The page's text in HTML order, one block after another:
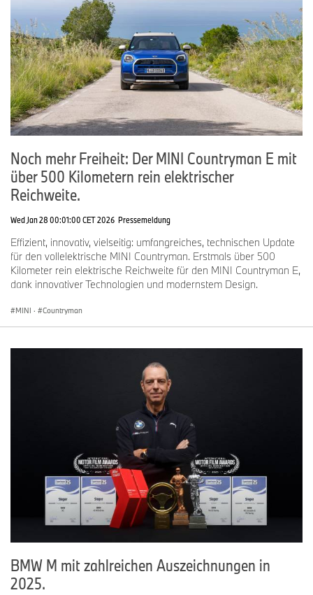
Noch mehr Freiheit: Der MINI Countryman E mit
über 500 Kilometern rein elektrischer
Reichweite.
Wed Jan 28 00:01:00 CET 2026 Pressemeldung
Effizient, innovativ, vielseitig: umfangreiches, technischen Update
für den vollelektrische MINI Countryman. Erstmals über 500
Kilometer rein elektrische Reichweite für den MINI Countryman E,
dank innovativer Technologien und modernstem Design.
MINI · Countryman
BMW M mit zahlreichen Auszeichnungen in
2025.